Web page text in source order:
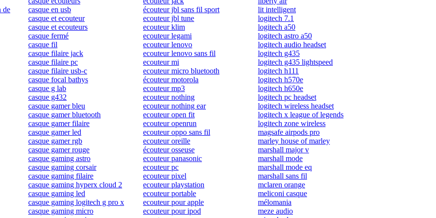
de
casque en usb
casque et ecouteur
casque et ecouteurs
casque fermé
casque fil
casque filaire jack
casque filaire pc
casque filaire usb-c
casque focal bathys
casque g lab
casque g432
casque gamer bleu
casque gamer bluetooth
casque gamer filaire
casque gamer led
casque gamer rgb
casque gamer rouge
casque gaming astro
casque gaming corsair
casque gaming filaire
casque gaming hyperx cloud 2
casque gaming led
casque gaming logitech g pro x
casque gaming micro
écouteur jbl sans fil sport
ecouteur jbl tune
ecouteur klim
ecouteur legami
ecouteur lenovo
ecouteur lenovo sans fil
ecouteur mi
ecouteur micro bluetooth
écouteur motorola
ecouteur mp3
ecouteur nothing
ecouteur nothing ear
ecouteur open fit
ecouteur openrun
ecouteur oppo sans fil
ecouteur oreille
écouteur osseuse
ecouteur panasonic
ecouteur pc
ecouteur pixel
ecouteur playstation
ecouteur portable
ecouteur pour apple
ecouteur pour ipod
lit intelligent
logitech 7.1
logitech a50
logitech astro a50
logitech audio headset
logitech g435
logitech g435 lightspeed
logitech h111
logitech h570e
logitech h650e
logitech pc headset
logitech wireless headset
logitech x league of legends
logitech zone wireless
magsafe airpods pro
marley house of marley
marshall major v
marshall mode
marshall mode eq
marshall sans fil
mclaren orange
meliconi casque
mélomania
meze audio